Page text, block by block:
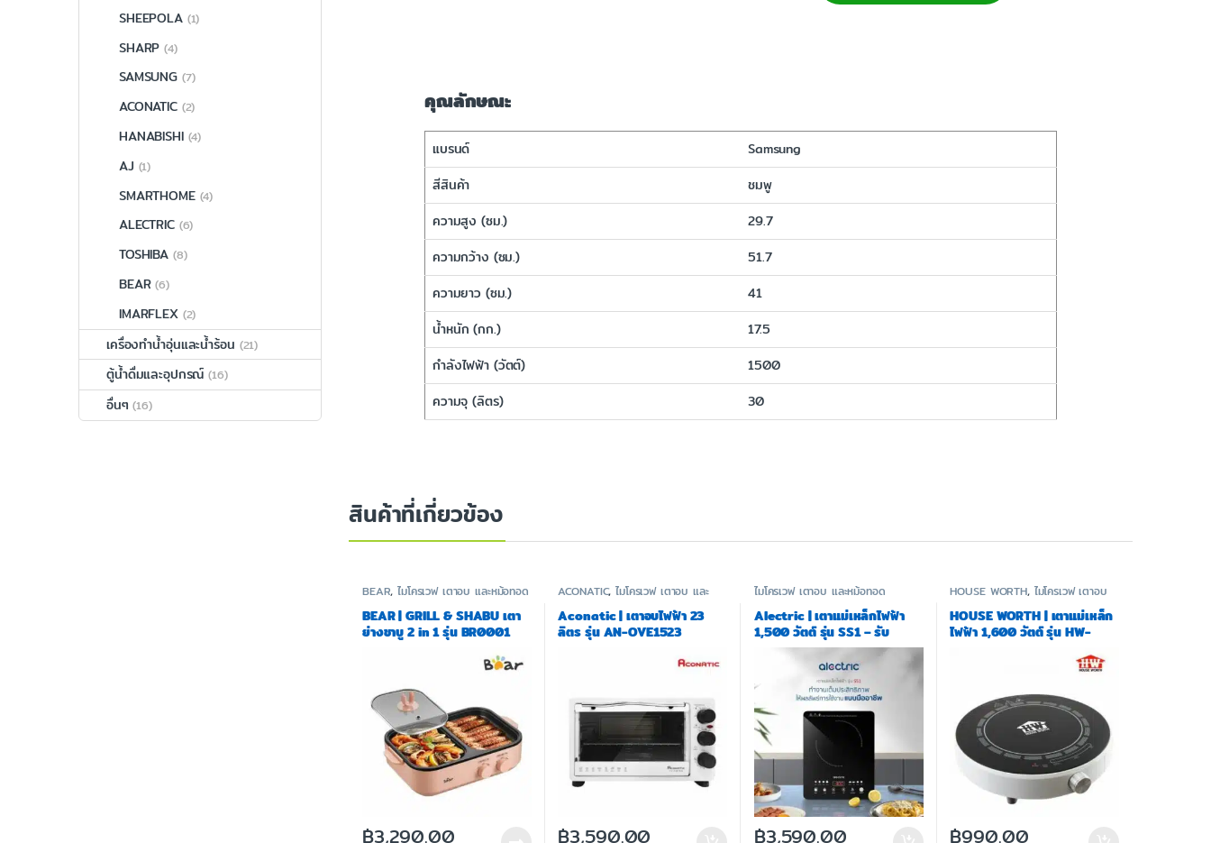
สินค้าที่เกี่ยวข้อง
BEAR,ไมโครเวฟ เตาอบ และหม้อทอด
BEAR | GRILL & SHABU เตา
ย่างชาบู 2 in 1 รุ่น BR0001
฿3,290.00
ACONATIC,ไมโครเวฟ เตาอบ และ
Aconatic | เตาอบไฟฟ้า 23
ลิตร รุ่น AN-OVE1523
฿3,590.00
ไมโครเวฟ เตาอบ และหม้อทอด
Alectric | เตาแม่เหล็กไฟฟ้า
1,500 วัตต์ รุ่น SS1 – รับ
ประกัน 3 ปี A
฿3,590.00
HOUSE WORTH, ไมโครเวฟ เตาอบ
HOUSE WORTH | เตาแม่เหล็ก
ไฟฟ้า 1,600 วัตต์ รุ่น HW-
฿990.00
คุณลักษณะ
แบรนด์
Samsung
สีสินค้า
ชมพู
ความสูง (ซม.)
29.7
ความกว้าง (ซม.)
51.7
ความยาว (ซม.)
41
น้ำหนัก (กก.)
17.5
กำลังไฟฟ้า (วัตต์)
1500
ความจุ (ลิตร)
30
SHEEPOLA (1)
SHARP (4)
SAMSUNG (7)
ACONATIC (2)
HANABISHI (4)
AJ (1)
SMARTHOME (4)
ALECTRIC (6)
TOSHIBA (8)
BEAR (6)
IMARFLEX (2)
เครื่องทำน้ำอุ่นและน้ำร้อน (21)
ตู้น้ำดื่มและอุปกรณ์ (16)
อื่นๆ (16)